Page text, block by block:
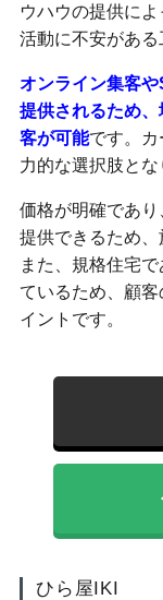
ウハウの提供に
活動に不安がある
オンライン集客
提供されるため
客が可能です。カ
力的な選択肢とな
価格が明確であ
提供できるため、
また、規格住宅
ているため、顧
イントです。
ひら屋IKI